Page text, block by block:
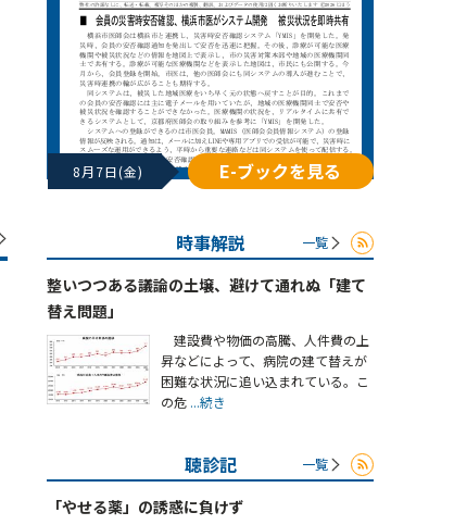
8月7日(金) E-ブックを見る
時事解説 一覧
整いつつある議論の土壌、避けて通れぬ「建て
替え問題」
建設費や物価の高騰、人件費の上
昇などによって、病院の建て替えが
困難な状況に追い込まれている。こ
の危 ...続き
聴診記 一覧
「やせる薬」の誘惑に負けず